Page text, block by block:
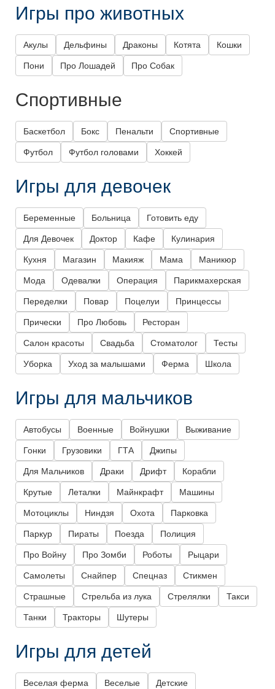
Игры про животных
Акулы Дельфины Драконы Котята Кошки
Пони Про Лошадей Про Собак
Спортивные
Баскетбол Бокс Пенальти Спортивные
Футбол Футбол головами Хоккей
Игры для девочек
Беременные Больница Готовить еду
Для Девочек Доктор Кафе Кулинария
Кухня Магазин Макияж Мама Маникюр
Мода Одевалки Операция Парикмахерская
Переделки Повар Поцелуи Принцессы
Прически Про Любовь Ресторан
Салон красоты Свадьба Стоматолог Тесты
Уборка Уход за малышами Ферма Школа
Игры для мальчиков
Автобусы Военные Войнушки Выживание
Гонки Грузовики ГТА Джипы
Для Мальчиков Драки Дрифт Корабли
Крутые Леталки Майнкрафт Машины
Мотоциклы Ниндзя Охота Парковка
Паркур Пираты Поезда Полиция
Про Войну Про Зомби Роботы Рыцари
Самолеты Снайпер Спецназ Стикмен
Страшные Стрельба из лука Стрелялки Такси
Танки Тракторы Шутеры
Игры для детей
Веселая ферма Веселые Детские